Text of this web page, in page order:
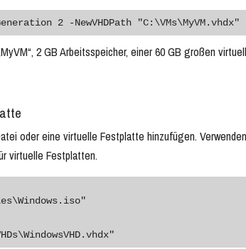
2 -NewVHDPath "C:\VMs\MyVM.vhdx"
2 GB Arbeitsspeicher, einer 60 GB großen
oder eine virtuelle Festplatte hinzufügen.
virtuelle Festplatten.